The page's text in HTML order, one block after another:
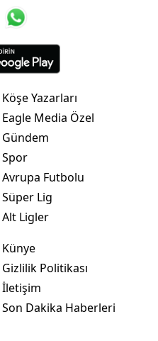
Köşe Yazarları
Eagle Media Özel
Gündem
Spor
Avrupa Futbolu
Süper Lig
Alt Ligler
Künye
Gizlilik Politikası
İletişim
Son Dakika Haberleri